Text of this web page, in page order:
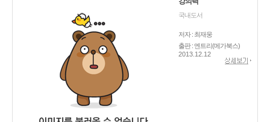
국내도서
저자 : 최재웅
출판 : 엔트리(메가북스)
2013.12.12